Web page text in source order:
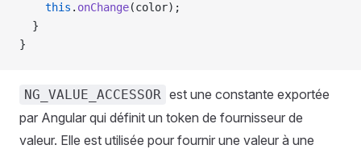
    this
. onChange(color);
  }
}
NG_VALUE_ACCESSOR est une constante exportée
par Angular qui définit un token de fournisseur de
valeur. Elle est utilisée pour fournir une valeur à une